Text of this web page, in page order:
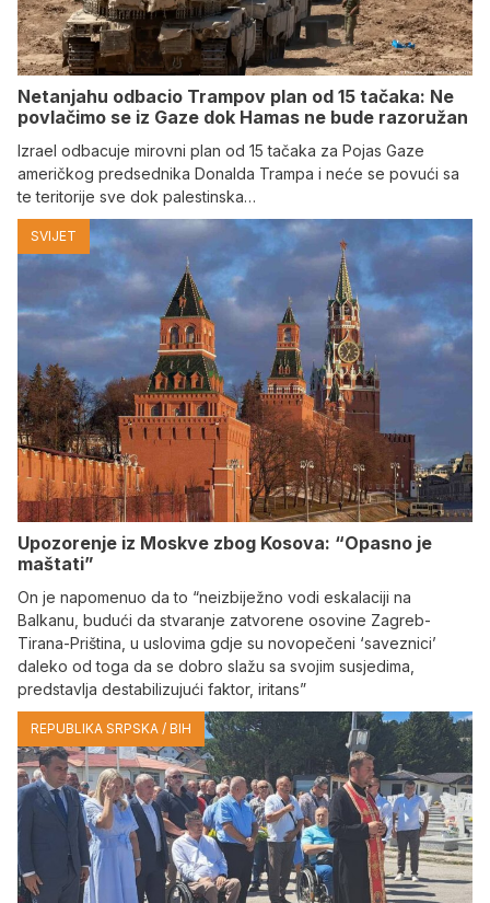
Netanjahu odbacio Trampov plan od 15 tačaka: Ne
povlačimo se iz Gaze dok Hamas ne bude razoružan
Izrael odbacuje mirovni plan od 15 tačaka za Pojas Gaze
američkog predsednika Donalda Trampa i neće se povući sa
te teritorije sve dok palestinska…
SVIJET
Upozorenje iz Moskve zbog Kosova: “Opasno je
maštati”
On je napomenuo da to “neizbiježno vodi eskalaciji na
Balkanu, budući da stvaranje zatvorene osovine Zagreb-
Tirana-Priština, u uslovima gdje su novopečeni ‘saveznici’
daleko od toga da se dobro slažu sa svojim susjedima,
predstavlja destabilizujući faktor, iritans”
REPUBLIKA SRPSKA / BIH